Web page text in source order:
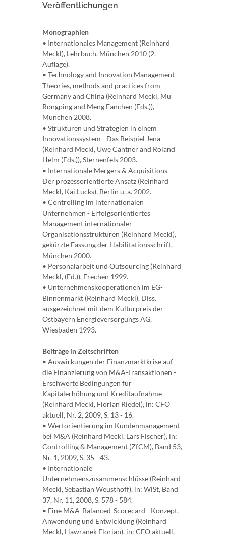
Veröffentlichungen
Monographien
• Internationales Management (Reinhard
Meckl), Lehrbuch, München 2010 (2.
Auflage).
• Technology and Innovation Management -
Theories, methods and practices from
Germany and China (Reinhard Meckl, Mu
Rongping and Meng Fanchen (Eds.)),
München 2008.
• Strukturen und Strategien in einem
Innovationssystem - Das Beispiel Jena
(Reinhard Meckl, Uwe Cantner and Roland
Helm (Eds.)), Sternenfels 2003.
• Internationale Mergers & Acquisitions -
Der prozessorientierte Ansatz (Reinhard
Meckl, Kai Lucks), Berlin u. a. 2002.
• Controlling im internationalen
Unternehmen - Erfolgsorientiertes
Management internationaler
Organisationsstrukturen (Reinhard Meckl),
gekürzte Fassung der Habilitationsschrift,
München 2000.
• Personalarbeit und Outsourcing (Reinhard
Meckl, (Ed.)), Frechen 1999.
• Unternehmenskooperationen im EG-
Binnenmarkt (Reinhard Meckl), Diss.
ausgezeichnet mit dem Kulturpreis der
Ostbayern Energieversorgungs AG,
Wiesbaden 1993.
Beiträge in Zeitschriften
• Auswirkungen der Finanzmarktkrise auf
die Finanzierung von M&A-Transaktionen -
Erschwerte Bedingungen für
Kapitalerhöhung und Kreditaufnahme
(Reinhard Meckl, Florian Riedel), in: CFO
aktuell, Nr. 2, 2009, S. 13 - 16.
• Wertorientierung im Kundenmanagement
bei M&A (Reinhard Meckl, Lars Fischer), in:
Controlling & Management (ZfCM), Band 53,
Nr. 1, 2009, S. 35 - 43.
• Internationale
Unternehmenszusammenschlüsse (Reinhard
Meckl, Sebastian Weusthoff), in: WiSt, Band
37, Nr. 11, 2008, S. 578 - 584.
• Eine M&A-Balanced-Scorecard - Konzept,
Anwendung und Entwicklung (Reinhard
Meckl, Hawranek Florian), in: CFO aktuell,